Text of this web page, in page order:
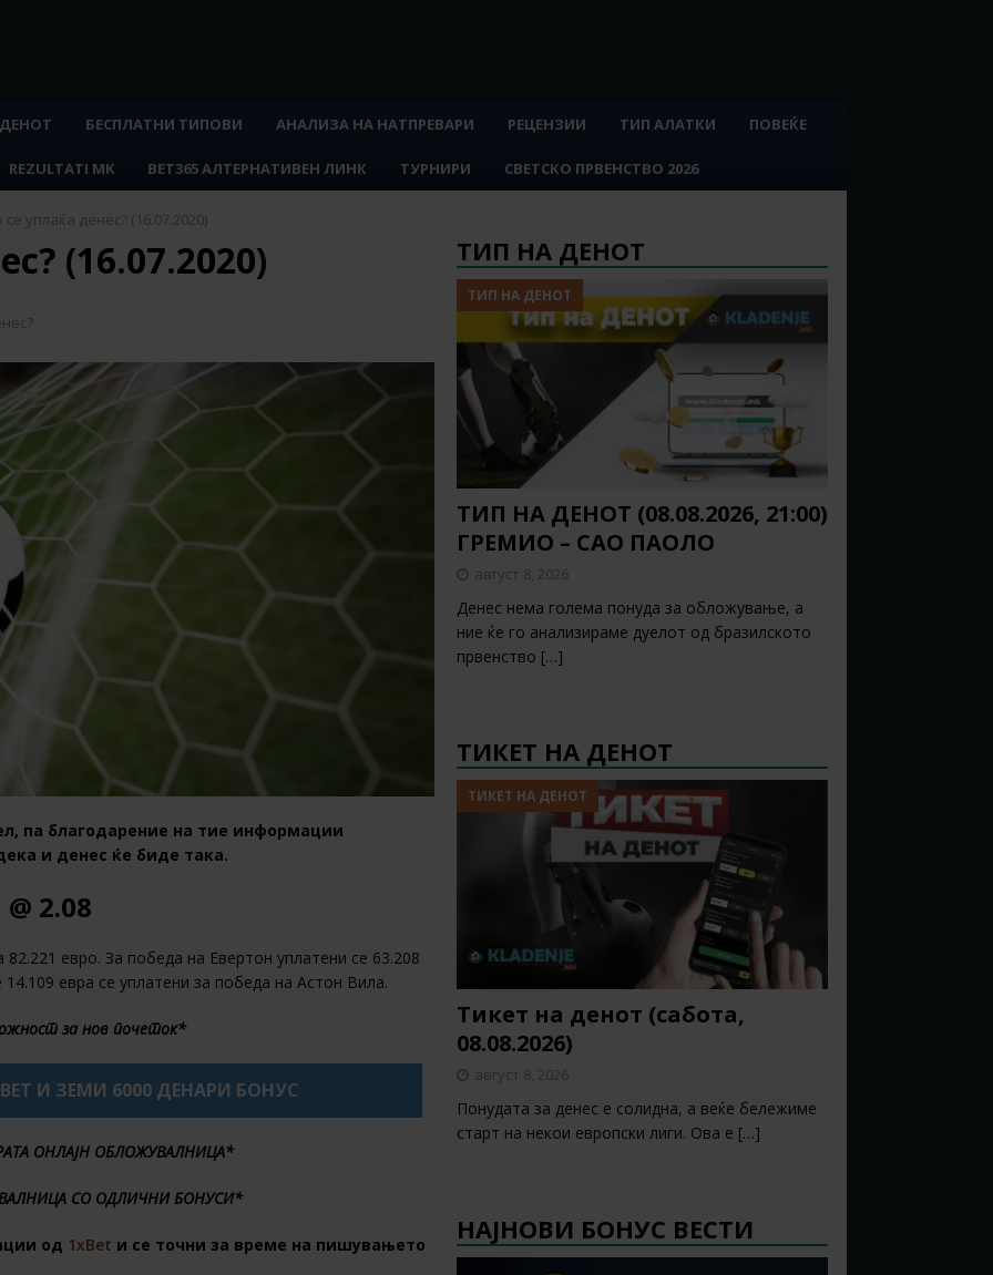
БЕСПЛАТНИ ТИПОВИ АНАЛИЗА НА НАТПРЕВАРИ РЕЦЕНЗИИ ТИП АЛАТКИ ПОВЕЌЕ
REZULTATI MK BET365 АЛТЕРНАТИВЕН ЛИНК ТУРНИРИ СВЕТСКО ПРВЕНСТВО 2026
уплаќа денес? (16.07.2020)
(16.07.2020)
па благодарение на тие информации
и денес ќе биде така.
2.08
евро. За победа на Евертон уплатени се 63.208
евра се уплатени за победа на Астон Вила.
за нов почеток*
И ЗЕМИ 6000 ДЕНАРИ БОНУС
ОНЛАЈН ОБЛОЖУВАЛНИЦА*
СО ОДЛИЧНИ БОНУСИ*
од 1xBet и се точни за време на пишувањето
ТИП НА ДЕНОТ
ТИП НА ДЕНОТ
ТИП НА ДЕНОТ (08.08.2026, 21:00)
ГРЕМИО – САО ПАОЛО
август 8, 2026
Денес нема голема понуда за обложување, а
ние ќе го анализираме дуелот од бразилското
првенство […]
ТИКЕТ НА ДЕНОТ
ТИКЕТ НА ДЕНОТ
Тикет на денот (сабота,
08.08.2026)
август 8, 2026
Понудата за денес е солидна, а веќе бележиме
старт на некои европски лиги. Ова е […]
НАЈНОВИ БОНУС ВЕСТИ